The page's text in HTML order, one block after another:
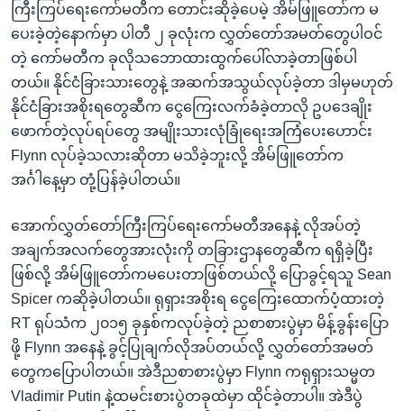
ကြီးကြပ်ရေးကော်မတီက တောင်းဆိုခဲ့ပေမဲ့ အိမ်ဖြူတော်က မ
ပေးခဲ့တဲ့နောက်မှာ ပါတီ ၂ ခုလုံးက လွှတ်တော်အမတ်တွေပါဝင်
တဲ့ ကော်မတီက ခုလိုသဘောထားထွက်ပေါ်လာခဲ့တာဖြစ်ပါ
တယ်။ နိုင်ငံခြားသားတွေနဲ့ အဆက်အသွယ်လုပ်ခဲ့တာ ဒါမှမဟုတ်
နိုင်ငံခြားအစိုးရတွေဆီက ငွေကြေးလက်ခံခဲ့တာလို ဥပဒေချိုး
ဖောက်တဲ့လုပ်ရပ်တွေ အမျိုးသားလုံခြုံရေးအကြံပေးဟောင်း
Flynn လုပ်ခဲ့သလားဆိုတာ မသိခဲ့ဘူးလို့ အိမ်ဖြူတော်က
အင်္ဂါနေ့မှာ တုံ့ပြန်ခဲ့ပါတယ်။
အောက်လွှတ်တော်ကြီးကြပ်ရေးကော်မတီအနေနဲ့ လိုအပ်တဲ့
အချက်အလက်တွေအားလုံးကို တခြားဌာနတွေဆီက ရရှိခဲ့ပြီး
ဖြစ်လို့ အိမ်ဖြူတော်ကမပေးတာဖြစ်တယ်လို့ ပြောခွင့်ရသူ Sean
Spicer ကဆိုခဲ့ပါတယ်။ ရုရှားအစိုးရ ငွေကြေးထောက်ပံ့ထားတဲ့
RT ရုပ်သံက ၂၀၁၅ ခုနှစ်ကလုပ်ခဲ့တဲ့ ညစာစားပွဲမှာ မိန့်ခွန်းပြော
ဖို့ Flynn အနေနဲ့ ခွင့်ပြုချက်လိုအပ်တယ်လို့ လွှတ်တော်အမတ်
တွေကပြောပါတယ်။ အဲဒီညစာစားပွဲမှာ Flynn ကရုရှားသမ္မတ
Vladimir Putin နဲ့ထမင်းစားပွဲတခုထဲမှာ ထိုင်ခဲ့တာပါ။ အဲဒီပွဲ